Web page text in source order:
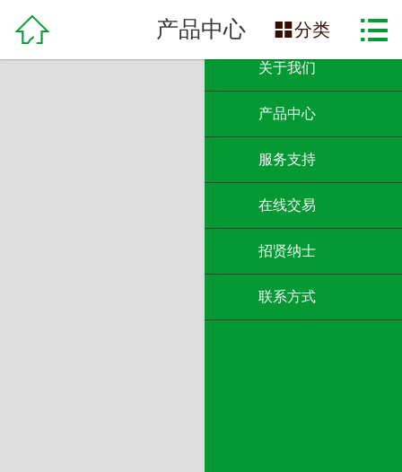
网站首页
关于我们
产品中心
服务支持
在线交易
招贤纳士
联系方式
 产品中心 分类 